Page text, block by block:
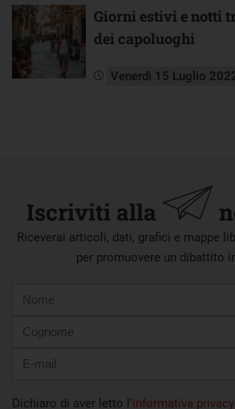
Giorni estivi e notti
dei capoluoghi
Venerdì 15 Luglio
Iscriviti alla
Riceverai articoli, dati, grafici e mappe
per promuovere un dibattito
mail
Dichiaro di aver letto l’informativa privacy